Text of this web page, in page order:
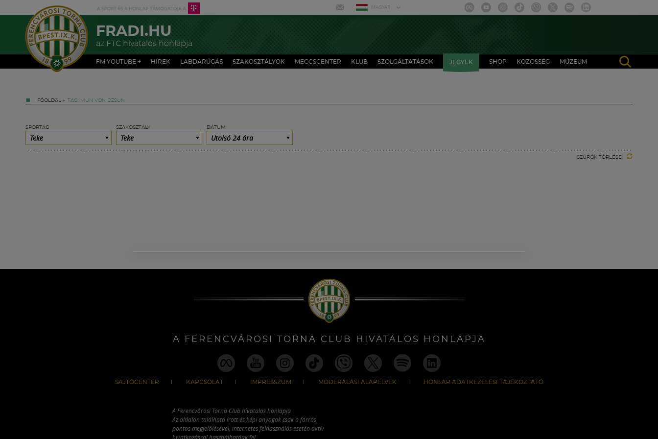
MAGYAR
FRADI.HU
az FTC hivatalos honlapja
FM YOUTUBE + HÍREK LABDARÚGÁS SZAKOSZTÁLYOK MECCSCENTER KLUB SZOLGÁLTATÁSOK JEGYEK SHOP KÖZÖSSÉG MÚZEUM
FŐOLDAL » TAG: MUN VON DZSUN
SPORTÁG
Teke
SZAKOSZTÁLY
Teke
DÁTUM
Utolsó 24 óra
SZŰRŐK TÖRLÉSE
A FERENCVÁROSI TORNA CLUB HIVATALOS HONLAPJA
SAJTÓCENTER KAPCSOLAT IMPRESSZUM MODERÁLÁSI ALAPELVEK HONLAP ADATKEZELÉSI TÁJÉKOZTATÓ
A Ferencvárosi Torna Club hivatalos honlapja
Az oldalon található írott és képi anyagok csak a forrás
pontos megjelölésével, internetes felhasználás esetén aktív
hivatkozással használhatóak fel.